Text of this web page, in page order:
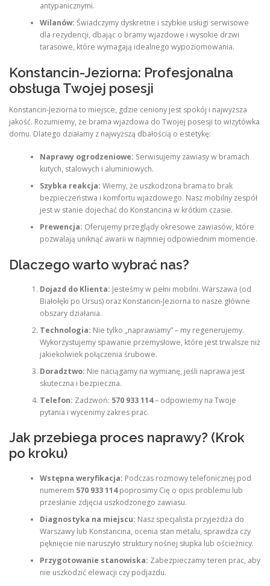
antypanicznymi.
Wilanów: Świadczymy dyskretne i szybkie usługi serwisowe
dla rezydencji, dbając o bramy wjazdowe i wysokie drzwi
tarasowe, które wymagają idealnego wypoziomowania.
Konstancin-Jeziorna: Profesjonalna
obsługa Twojej posesji
Konstancin-Jeziorna to miejsce, gdzie ceniony jest spokój i najwyższa
jakość. Rozumiemy, że brama wjazdowa do Twojej posesji to wizytówka
domu. Dlatego działamy z najwyższą dbałością o estetykę:
Naprawy ogrodzeniowe: Serwisujemy zawiasy w bramach
kutych, stalowych i aluminiowych.
Szybka reakcja: Wiemy, że uszkodzona brama to brak
bezpieczeństwa i komfortu wjazdowego. Nasz mobilny zespół
jest w stanie dojechać do Konstancina w krótkim czasie.
Prewencja: Oferujemy przeglądy okresowe zawiasów, które
pozwalają uniknąć awarii w najmniej odpowiednim momencie.
Dlaczego warto wybrać nas?
Dojazd do Klienta: Jesteśmy w pełni mobilni. Warszawa (od
Białołęki po Ursus) oraz Konstancin-Jeziorna to nasze główne
obszary działania.
Technologia: Nie tylko „naprawiamy” – my regenerujemy.
Wykorzystujemy spawanie przemysłowe, które jest trwalsze niż
jakiekolwiek połączenia śrubowe.
Doradztwo: Nie naciągamy na wymianę, jeśli naprawa jest
skuteczna i bezpieczna.
Telefon: Zadzwoń: 570 933 114– odpowiemy na Twoje
pytania i wycenimy zakres prac.
Jak przebiega proces naprawy? (Krok
po kroku)
Wstępna weryfikacja: Podczas rozmowy telefonicznej pod
numerem 570 933 114poprosimy Cię o opis problemu lub
przesłanie zdjęcia uszkodzonego zawiasu.
Diagnostyka na miejscu: Nasz specjalista przyjeżdża do
Warszawy lub Konstancina, ocenia stan metalu, sprawdza czy
pęknięcie nie naruszyło struktury nośnej słupka lub ościeżnicy.
Przygotowanie stanowiska: Zabezpieczamy teren prac, aby
nie uszkodzić elewacji czy podjazdu.